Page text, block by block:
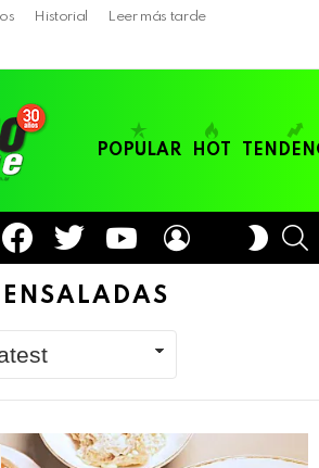
Historial Leer más tarde
POPULAR HOT
facebooktwitter youtube
SKIN
ENSALADAS